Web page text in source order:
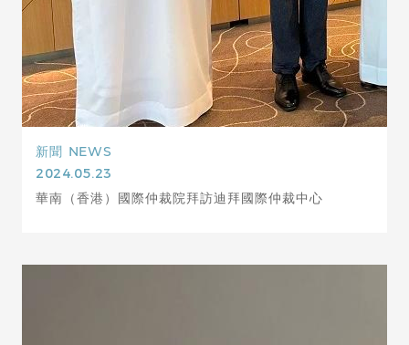
新聞 NEWS
2024.05.23
華南（香港）國際仲裁院拜訪迪拜國際仲裁中心